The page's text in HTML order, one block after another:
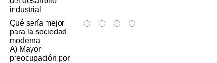
industrial
Qué sería mejor
para la sociedad
moderna
A) Mayor
preocupación por